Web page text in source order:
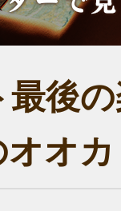
後
オ